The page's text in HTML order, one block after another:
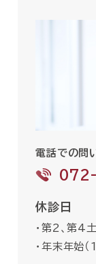
電話での問
休診日
・第2、第4
・年末年始